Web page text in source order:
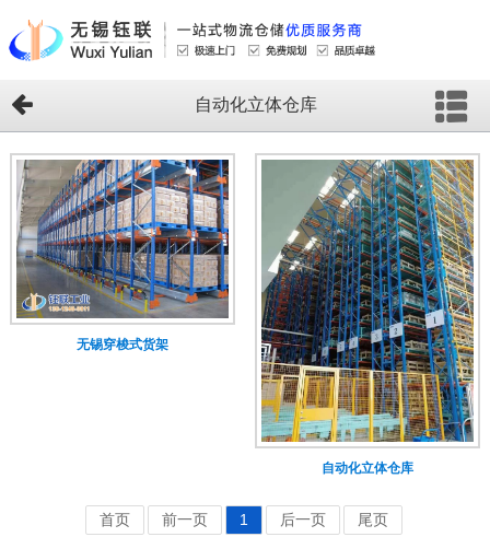
自动化立体仓库
无锡穿梭式货架
自动化立体仓库
首页 前一页 1 后一页 尾页